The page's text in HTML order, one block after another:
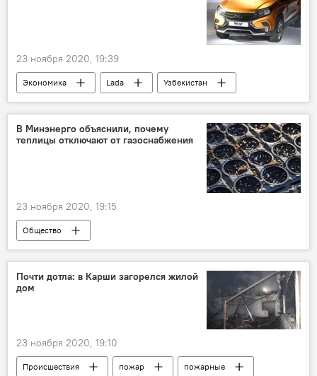
23 ноября 2020, 19:39
Экономика Lada
Узбекистан
Экономика
производство Россия
В Минэнерго объяснили, почему
теплицы отключают от газоснабжения
23 ноября 2020, 19:15
Общество
Почти дотла: в Карши загорелся жилой
дом
23 ноября 2020, 19:10
Происшествия пожар
пожарные